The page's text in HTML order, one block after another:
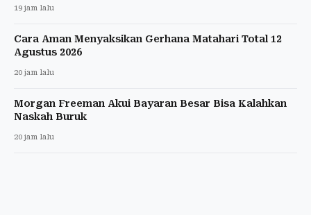
19 jam lalu
Cara Aman Menyaksikan Gerhana Matahari Total 12
Agustus 2026
20 jam lalu
Morgan Freeman Akui Bayaran Besar Bisa Kalahkan
Naskah Buruk
20 jam lalu